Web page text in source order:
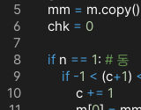
5
6
7
8
9
10
mm = m.copy()
chk = 0
if n == 1: # 동
if -1 < (c+1)
c += 1